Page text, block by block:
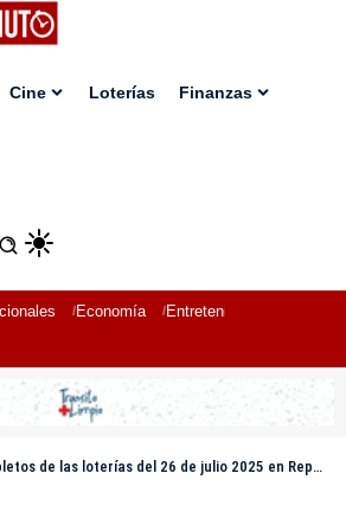
Cine Loterías Finanzas
Economía Entretenimiento
de las loterías del 26 de julio 2025 en República Dominicana